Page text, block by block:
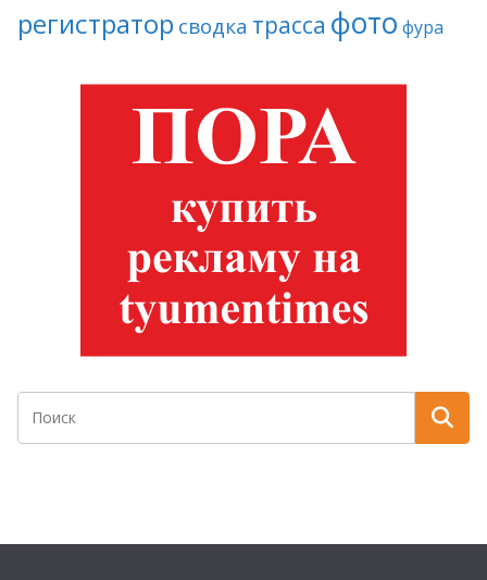
регистратор сводка трасса фото фура